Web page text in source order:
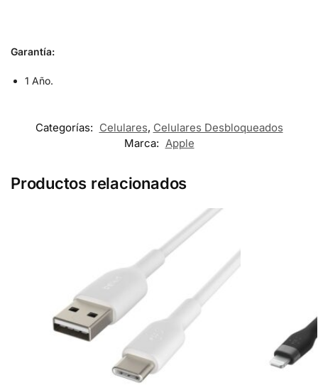
Garantía:
1 Año.
Categorías: Celulares, Celulares Desbloqueados
Marca: Apple
Productos relacionados